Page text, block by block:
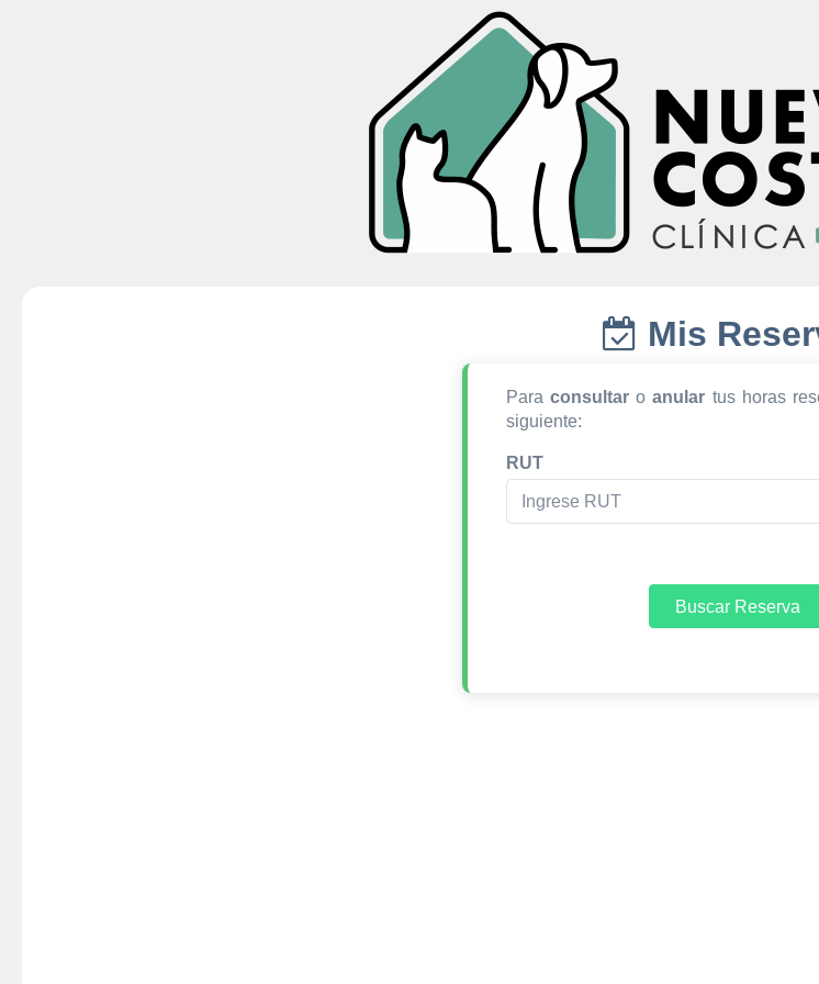
Mis
Para consultaroanular tus horas
siguiente:
RUT
Buscar Reserva